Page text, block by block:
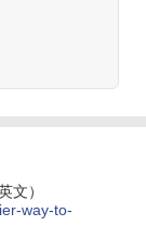
文）
way-to-